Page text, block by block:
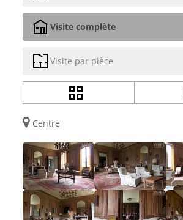
Visite complète
Visite par pièce
Centre